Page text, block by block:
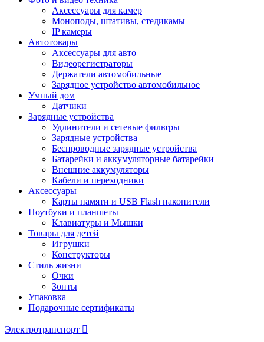
Аксессуары для камер
Моноподы, штативы, стедикамы
IP камеры
Автотовары
Аксессуары для авто
Видеорегистраторы
Держатели автомобильные
Зарядное устройство автомобильное
Умный дом
Датчики
Зарядные устройства
Удлинители и сетевые фильтры
Зарядные устройства
Беспроводные зарядные устройства
Батарейки и аккумуляторные батарейки
Внешние аккумуляторы
Кабели и переходники
Аксессуары
Карты памяти и USB Flash накопители
Ноутбуки и планшеты
Клавиатуры и Мышки
Товары для детей
Игрушки
Конструкторы
Стиль жизни
Очки
Зонты
Упаковка
Подарочные сертификаты
Электротранспорт